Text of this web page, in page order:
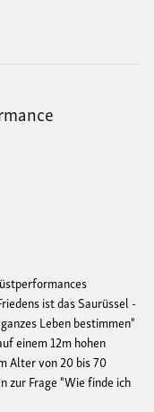
ist das Saurüssel -
Leben bestimmen"
einem 12m hohen
Alter von 20 bis 70
zur Frage "Wie finde ich